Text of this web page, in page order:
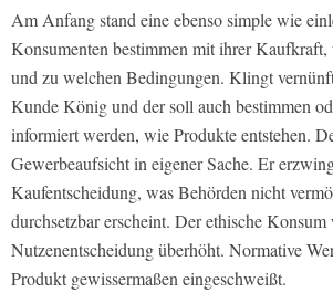
Am Anfang stand eine ebenso simple wie
Konsumenten bestimmen mit ihrer
und zu welchen Bedingungen. Klingt
Kunde König und der soll auch bestimmen
informiert werden, wie Produkte entstehen.
Gewerbeaufsicht in eigener Sache. Er
Kaufentscheidung, was Behörden nicht
durchsetzbar erscheint. Der ethische
Nutzenentscheidung überhöht. Normative
Produkt gewissermaßen eingeschweißt.